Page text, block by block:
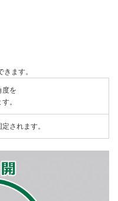
ます。
度を
。
されます。